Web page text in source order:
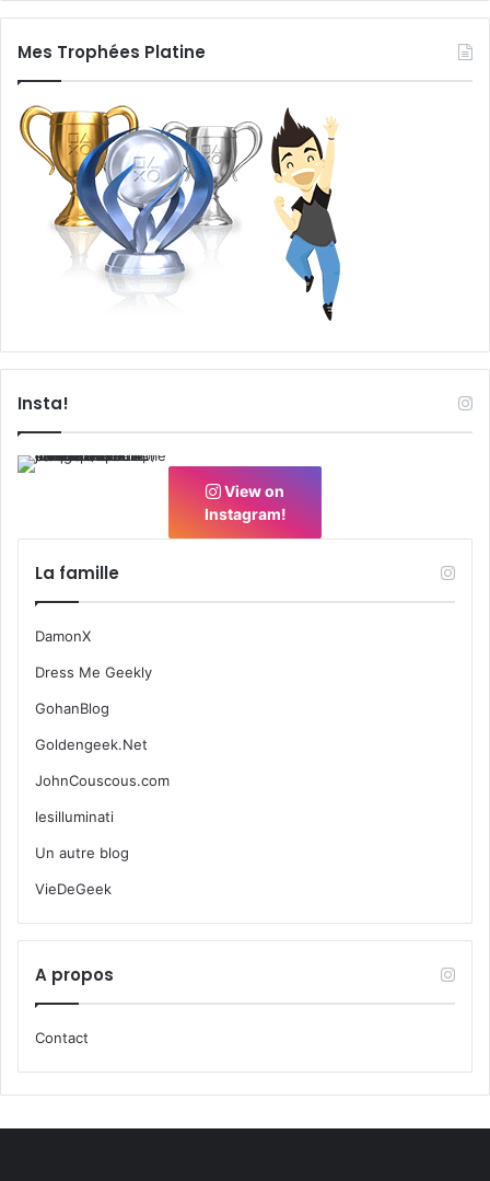
Mes Trophées Platine
Insta!
View on
Instagram!
La famille
DamonX
Dress Me Geekly
GohanBlog
Goldengeek.Net
JohnCouscous.com
lesilluminati
Un autre blog
VieDeGeek
A propos
Contact